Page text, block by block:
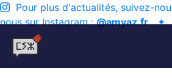
Pour plus d'actualités, suivez-
nous sur Instagram :@amyaz.fr✦